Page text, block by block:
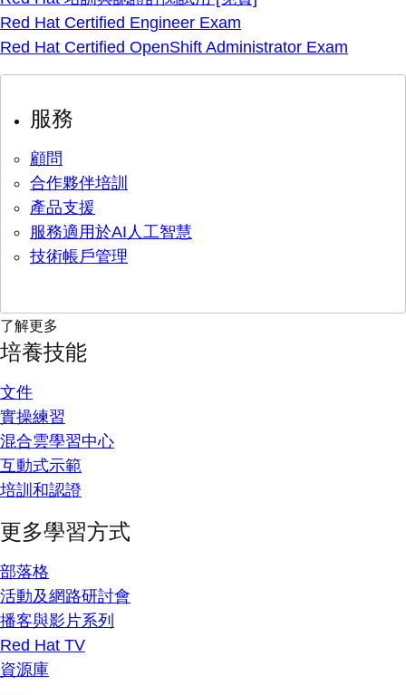
Red Hat Certified Engineer Exam
Red Hat Certified OpenShift Administrator Exam
服務
顧問
合作夥伴培訓
產品支援
服務適用於AI人工智慧
技術帳戶管理
了解更多
培養技能
文件
實操練習
混合雲學習中心
互動式示範
培訓和認證
更多學習方式
部落格
活動及網路研討會
播客與影片系列
Red Hat TV
資源庫